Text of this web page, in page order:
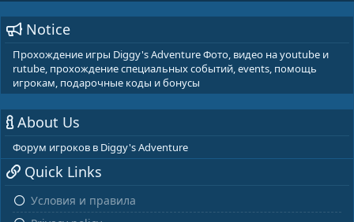
Notice
Прохождение игры Diggy's Adventure Фото, видео на youtube и
rutube, прохождение специальных событий, events, помощь
игрокам, подарочные коды и бонусы
About Us
Форум игроков в Diggy's Adventure
Quick Links
Условия и правила